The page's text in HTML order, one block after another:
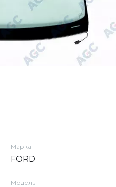
Марка
FORD
Модель